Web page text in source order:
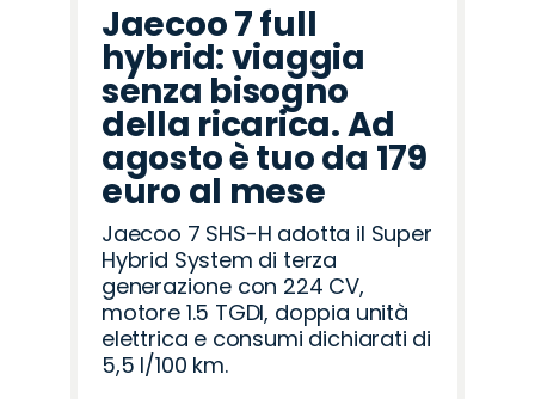
Jaecoo 7 full
hybrid: viaggia
senza bisogno
della ricarica. Ad
agosto è tuo da 179
euro al mese
Jaecoo 7 SHS-H adotta il Super
Hybrid System di terza
generazione con 224 CV,
motore 1.5 TGDI, doppia unità
elettrica e consumi dichiarati di
5,5 l/100 km.